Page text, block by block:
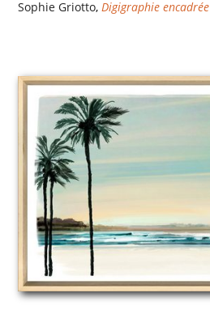
Sophie Griotto, Digigraphie encadrée